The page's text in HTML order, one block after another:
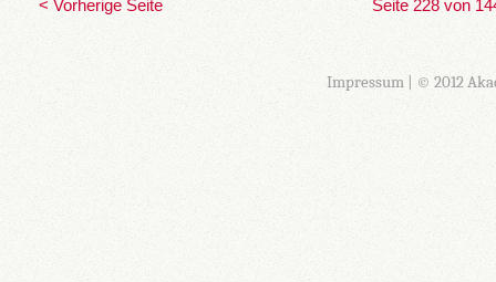
< Vorherige Seite Seite 228 von
Impressum| © 2012